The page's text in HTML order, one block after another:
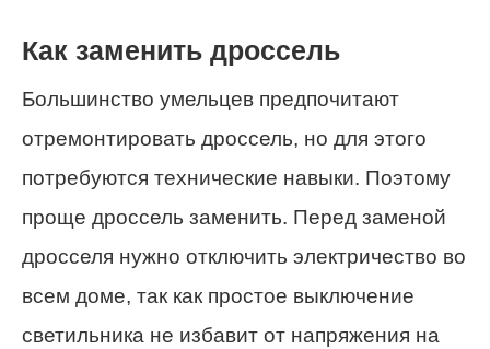
Как заменить дроссель
Большинство умельцев предпочитают
отремонтировать дроссель, но для этого
потребуются технические навыки. Поэтому
проще дроссель заменить. Перед заменой
дросселя нужно отключить электричество во
всем доме, так как простое выключение
светильника не избавит от напряжения на